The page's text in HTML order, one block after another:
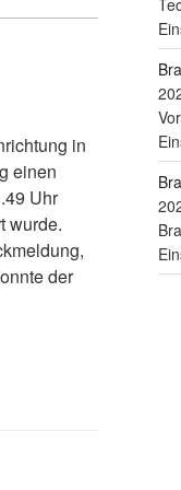
in
einen
Uhr
wurde.
der